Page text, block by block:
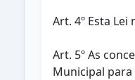
Art. 4º Esta
Art. 5º As
Municipal